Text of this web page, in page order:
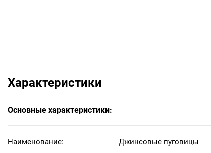
Характеристики
Основные характеристики:
Наименование: Джинсовые пуговицы